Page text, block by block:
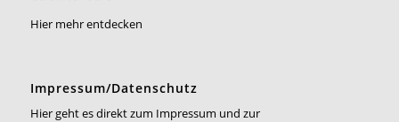
Hier mehr entdecken
Impressum/Datenschutz
Hier geht es direkt zum Impressum und zur